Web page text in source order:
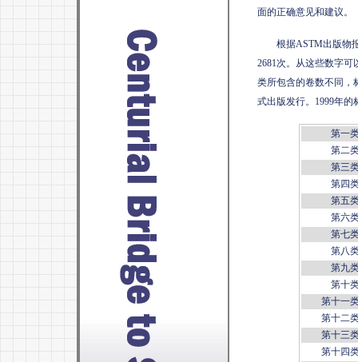
面的正确意见和建议。
根据ASTM出版物
2681次。从这些数字可
类所包含的卷数不同，
式出版发行。 1999年的
第一
第二
第三
第四
第五
第六
第七
第八
第九
第十
第十一
第十二
第十三
第十四